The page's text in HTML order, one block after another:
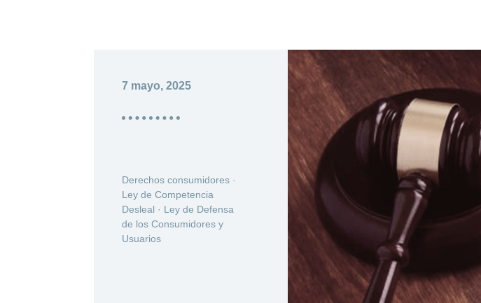
7 mayo, 2025
Derechos consumidores ·
Ley de Competencia
Desleal · Ley de Defensa
de los Consumidores y
Usuarios